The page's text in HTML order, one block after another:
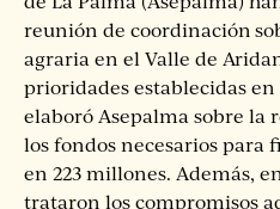
reunión de coordinación
agraria en el Valle de
prioridades establecidas
elaboró Asepalma sobre la
los fondos necesarios para
en 223 millones. Además,
trataron los compromisos